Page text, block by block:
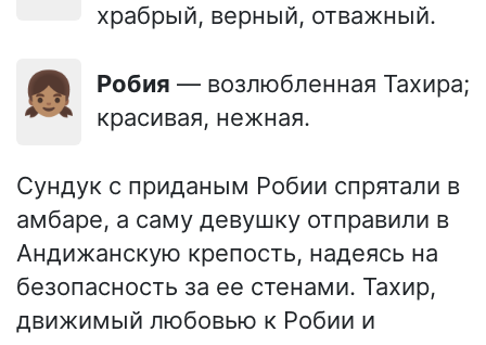
храбрый, верный, отважный.
👧🏽 Робия — возлюбленная Тахира;
красивая, нежная.
Сундук с приданым Робии спрятали в
амбаре, а саму девушку отправили в
Андижанскую крепость, надеясь на
безопасность за ее стенами. Тахир,
движимый любовью к Робии и